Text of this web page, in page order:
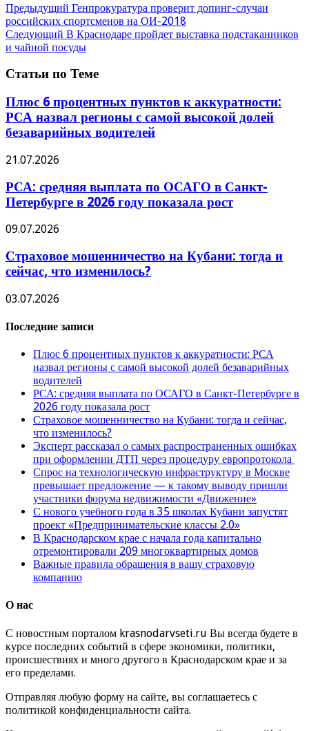
Предыдущий Генпрокуратура проверит допинг-случаи
российских спортсменов на ОИ-2018
Следующий В Краснодаре пройдет выставка подстаканников
и чайной посуды
Статьи по Теме
Плюс 6 процентных пунктов к аккуратности:
РСА назвал регионы с самой высокой долей
безаварийных водителей
21.07.2026
РСА: средняя выплата по ОСАГО в Санкт-
Петербурге в 2026 году показала рост
09.07.2026
Страховое мошенничество на Кубани: тогда и
сейчас, что изменилось?
03.07.2026
Последние записи
Плюс 6 процентных пунктов к аккуратности: РСА
назвал регионы с самой высокой долей безаварийных
водителей
РСА: средняя выплата по ОСАГО в Санкт-Петербурге в
2026 году показала рост
Страховое мошенничество на Кубани: тогда и сейчас,
что изменилось?
Эксперт рассказал о самых распространенных ошибках
при оформлении ДТП через процедуру европротокола
Спрос на технологическую инфраструктуру в Москве
превышает предложение — к такому выводу пришли
участники форума недвижимости «Движение»
С нового учебного года в 35 школах Кубани запустят
проект «Предпринимательские классы 2.0»
В Краснодарском крае с начала года капитально
отремонтировали 209 многоквартирных домов
Важные правила обращения в вашу страховую
компанию
О нас
С новостным порталом krasnodarvseti.ru Вы всегда будете в
курсе последних событий в сфере экономики, политики,
происшествиях и много другого в Краснодарском крае и за
его пределами.
Отправляя любую форму на сайте, вы соглашаетесь с
политикой конфиденциальности сайта.